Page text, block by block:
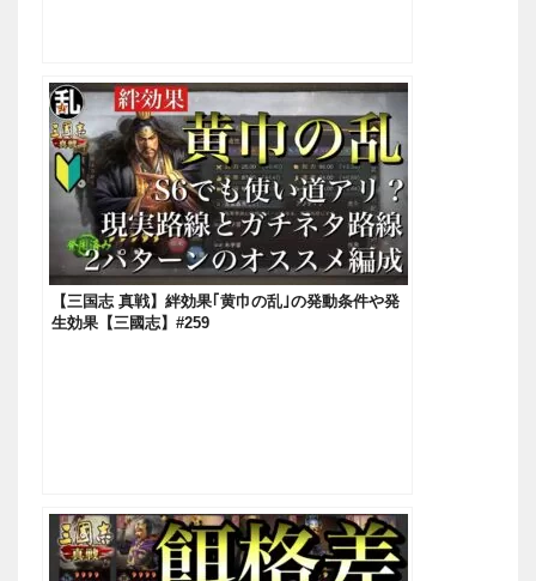
【三国志 真戦】絆効果｢黄巾の乱｣の発動条件や発
生効果【三國志】#259